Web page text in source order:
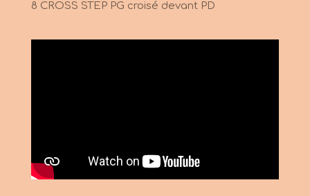
8 CROSS STEP PG croisé devant PD